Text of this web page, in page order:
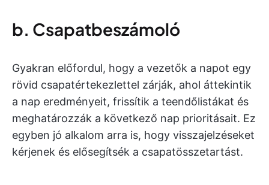
b. Csapatbeszámoló
Gyakran előfordul, hogy a vezetők a napot egy
rövid csapatértekezlettel zárják, ahol áttekintik
a nap eredményeit, frissítik a teendőlistákat és
meghatározzák a következő nap prioritásait. Ez
egyben jó alkalom arra is, hogy visszajelzéseket
kérjenek és elősegítsék a csapatösszetartást.